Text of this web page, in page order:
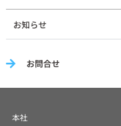
お知らせ
お問合せ
本社